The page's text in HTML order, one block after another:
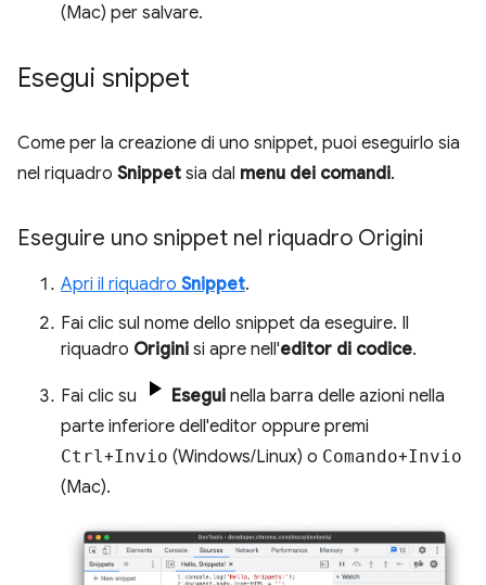
(Mac) per salvare.
Esegui snippet
Come per la creazione di uno snippet, puoi eseguirlo sia
nel riquadro Snippet sia dal menu dei comandi.
Eseguire uno snippet nel riquadro Origini
Apri il riquadro Snippet.
Fai clic sul nome dello snippet da eseguire. Il
riquadro Origini si apre nell'editor di codice.
Fai clic su Esegui nella barra delle azioni nella
parte inferiore dell'editor oppure premi
Ctrl +Invio (Windows/Linux) o Comando+Invio
(Mac).